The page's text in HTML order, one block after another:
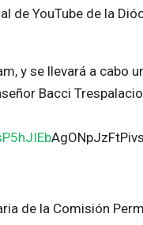
de YouTube de la
y se llevará a cabo
Bacci
de la Comisión